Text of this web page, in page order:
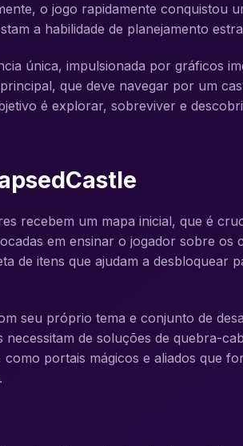
o jogo rapidamente conquistou
a habilidade de planejamento
única, impulsionada por gráficos
que deve navegar por um
é explorar, sobreviver e
recebem um mapa inicial, que é
em ensinar o jogador sobre os
de itens que ajudam a desbloquear
seu próprio tema e conjunto de
de soluções de quebra-
portais mágicos e aliados que